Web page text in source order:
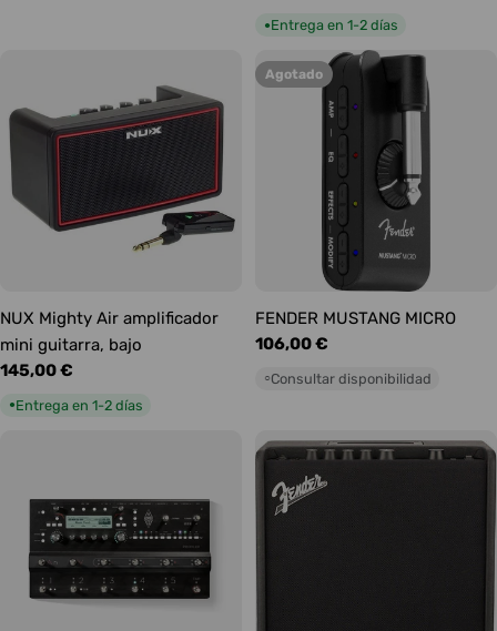
habitual
●Entrega en 1-2 días
NUX Mighty Air amplificador
mini guitarra, bajo
Precio
145,00 €
●Entrega en 1-2 días
Agotado
FENDER MUSTANG MICRO
Precio
106,00 €
○Consultar disponibilidad